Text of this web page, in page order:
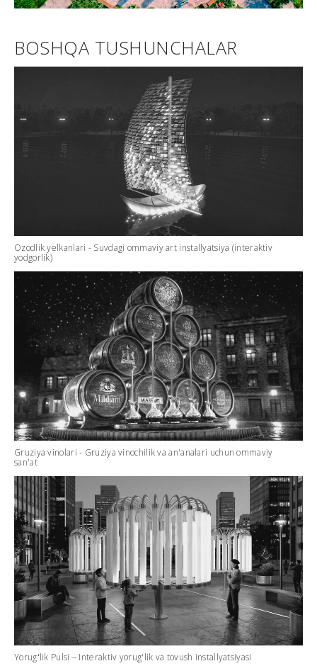
BOSHQA TUSHUNCHALAR
Ozodlik yelkanlari - Suvdagi ommaviy art installyatsiya (interaktiv
yodgorlik)
Gruziya vinolari - Gruziya vinochilik va an'analari uchun ommaviy
san'at
Yorugʻlik Pulsi – Interaktiv yorug'lik va tovush installyatsiyasi